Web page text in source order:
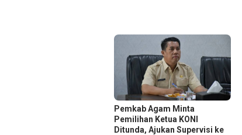
Pemkab Agam Minta
Pemilihan Ketua KONI
Ditunda, Ajukan Supervisi ke